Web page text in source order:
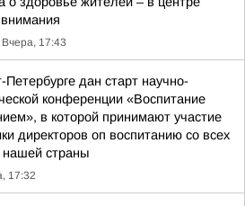
Вчера, 17:43
Петербурге дан старт научно-
конференции «Воспитание
в которой принимают участие
директоров оп воспитанию со всех
нашей страны
17:32